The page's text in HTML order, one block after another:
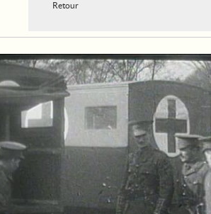
Retour